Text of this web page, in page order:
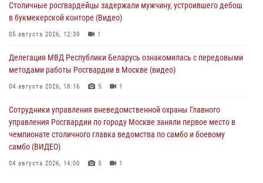
Столичные росгвардейцы задержали мужчину, устроившего дебош
в букмекерской конторе (Видео)
05 августа 2026, 12:39 1
Делегация МВД Республики Беларусь ознакомилась с передовыми
методами работы Росгвардии в Москве (видео)
04 августа 2026, 18:16 5 1
Сотрудники управления вневедомственной охраны Главного
управления Росгвардии по городу Москве заняли первое место в
чемпионате столичного главка ведомства по самбо и боевому
самбо (ВИДЕО)
04 августа 2026, 14:00 5 1